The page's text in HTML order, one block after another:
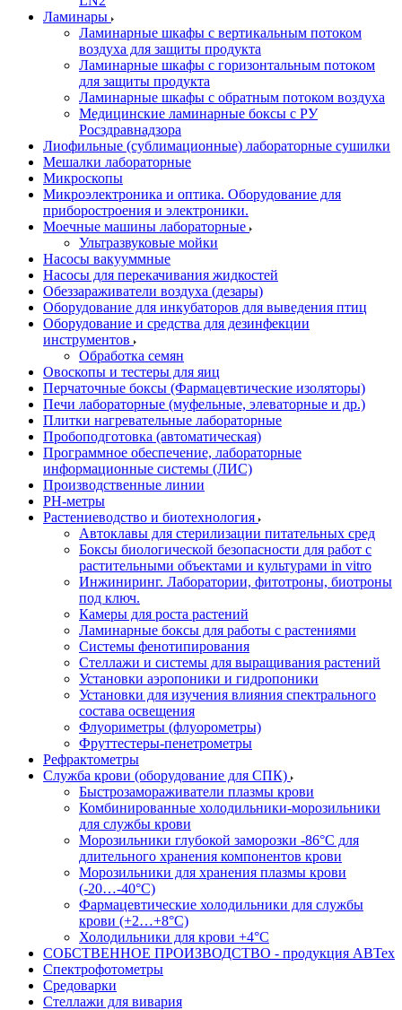
Ламинары
Ламинарные шкафы с вертикальным потоком
воздуха для защиты продукта
Ламинарные шкафы с горизонтальным потоком
для защиты продукта
Ламинарные шкафы с обратным потоком воздуха
Медицинские ламинарные боксы с РУ
Росздравнадзора
Лиофильные (сублимационные) лабораторные сушилки
Мешалки лабораторные
Микроскопы
Микроэлектроника и оптика. Оборудование для
приборостроения и электроники.
Моечные машины лабораторные
Ультразвуковые мойки
Насосы вакууммные
Насосы для перекачивания жидкостей
Обеззараживатели воздуха (дезары)
Оборудование для инкубаторов для выведения птиц
Оборудование и средства для дезинфекции
инструментов
Обработка семян
Овоскопы и тестеры для яиц
Перчаточные боксы (Фармацевтические изоляторы)
Печи лабораторные (муфельные, элеваторные и др.)
Плитки нагревательные лабораторные
Пробоподготовка (автоматическая)
Программное обеспечение, лабораторные
информационные системы (ЛИС)
Производственные линии
РH-метры
Растениеводство и биотехнология
Автоклавы для стерилизации питательных сред
Боксы биологической безопасности для работ с
растительными объектами и культурами in vitro
Инжиниринг. Лаборатории, фитотроны, биотроны
под ключ.
Камеры для роста растений
Ламинарные боксы для работы с растениями
Системы фенотипирования
Стеллажи и системы для выращивания растений
Установки аэропоники и гидропоники
Установки для изучения влияния спектрального
состава освещения
Флуориметры (флуорометры)
Фруттестеры-пенетрометры
Рефрактометры
Служба крови (оборудование для СПК)
Быстрозамораживатели плазмы крови
Комбинированные холодильники-морозильники
для службы крови
Морозильники глубокой заморозки -86°С для
длительного хранения компонентов крови
Морозильники для хранения плазмы крови
(-20…-40°С)
Фармацевтические холодильники для службы
крови (+2…+8°С)
Холодильники для крови +4°С
СОБСТВЕННОЕ ПРОИЗВОДСТВО - продукция АВТех
Спектрофотометры
Средоварки
Стеллажи для вивария